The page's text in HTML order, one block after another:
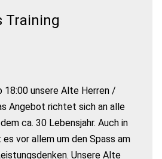
Training
18:00 unsere Alte Herren /
Angebot richtet sich an alle
ca. 30 Lebensjahr. Auch in
vor allem um den Spass am
Unsere Alte